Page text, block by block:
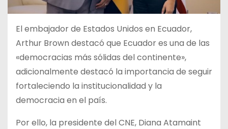
El embajador de Estados Unidos en Ecuador,
Arthur Brown destacó que Ecuador es una de las
«democracias más sólidas del continente»,
adicionalmente destacó la importancia de seguir
fortaleciendo la institucionalidad y la
democracia en el país.
Por ello, la presidente del CNE, Diana Atamaint